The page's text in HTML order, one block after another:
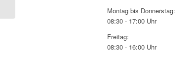
Montag bis Donnerstag:
08:30 - 17:00 Uhr
Freitag:
08:30 - 16:00 Uhr